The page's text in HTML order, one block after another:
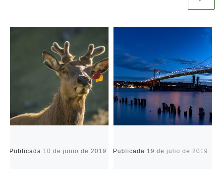
Publicada 10 de junio de 2019 Publicada 19 de julio de 2019